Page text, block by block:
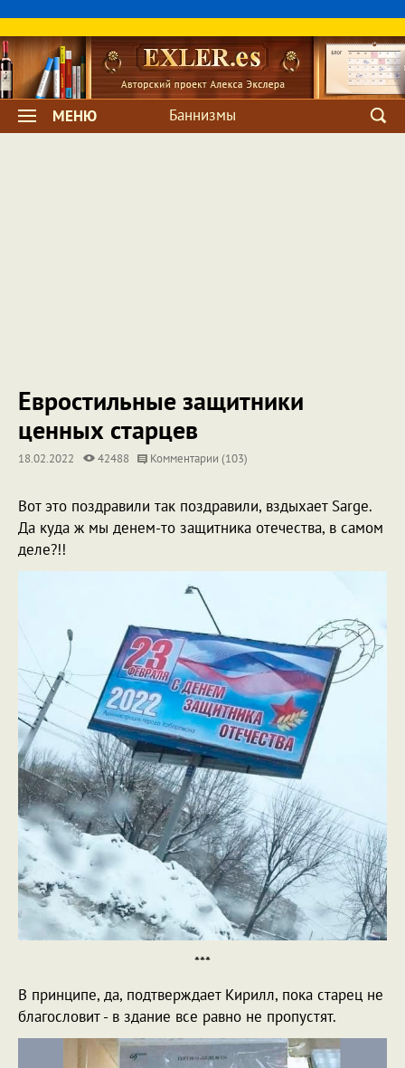
МЕНЮ Баннизмы
Евростильные защитники
ценных старцев
18.02.2022 42488 Комментарии (103)
Вот это поздравили так поздравили, вздыхает Sarge.
Да куда ж мы денем-то защитника отечества, в самом
деле?!!
***
В принципе, да, подтверждает Кирилл, пока старец не
благословит - в здание все равно не пропустят.